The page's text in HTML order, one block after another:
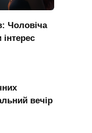
Чоловіча
вечір